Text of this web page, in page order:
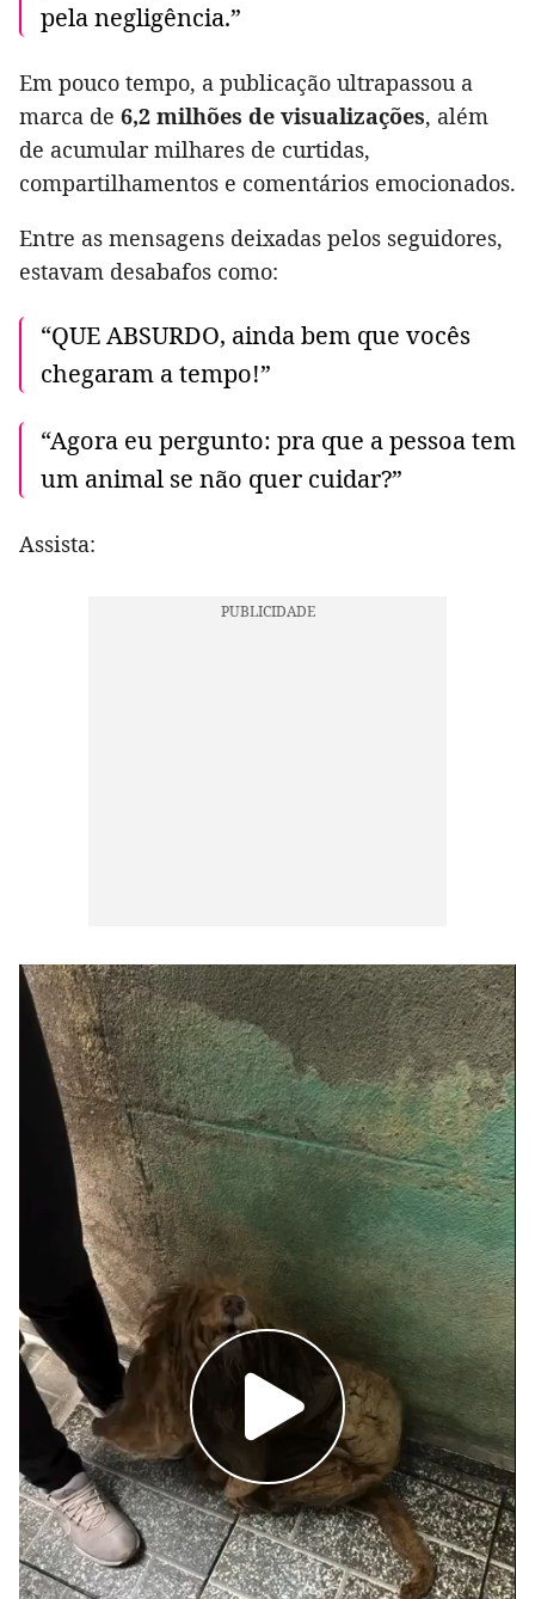
pela negligência.”
Em pouco tempo, a publicação ultrapassou a
marca de 6,2 milhões de visualizações, além
de acumular milhares de curtidas,
compartilhamentos e comentários emocionados.
Entre as mensagens deixadas pelos seguidores,
estavam desabafos como:
“QUE ABSURDO, ainda bem que vocês
chegaram a tempo!”
“Agora eu pergunto: pra que a pessoa tem
um animal se não quer cuidar?”
Assista: